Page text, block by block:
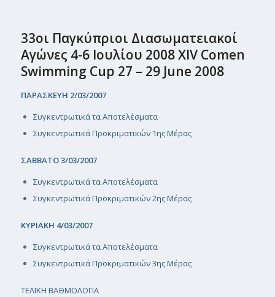
33οι Παγκύπριοι Διασωματειακοί
Αγώνες 4-6 Ιουλίου 2008 XIV Comen
Swimming Cup 27 – 29 June 2008
ΠΑΡΑΣΚΕΥΗ 2/03/2007
Συγκεντρωτικά τα Αποτελέσματα
Συγκεντρωτικά Προκριματικών 1ης Μέρας
ΣΑΒΒΑΤΟ 3/03/2007
Συγκεντρωτικά τα Αποτελέσματα
Συγκεντρωτικά Προκριματικών 2ης Μέρας
ΚΥΡΙΑΚΗ 4/03/2007
Συγκεντρωτικά τα Αποτελέσματα
Συγκεντρωτικά Προκριματικών 3ης Μέρας
ΤΕΛΙΚΗ ΒΑΘΜΟΛΟΓΙΑ